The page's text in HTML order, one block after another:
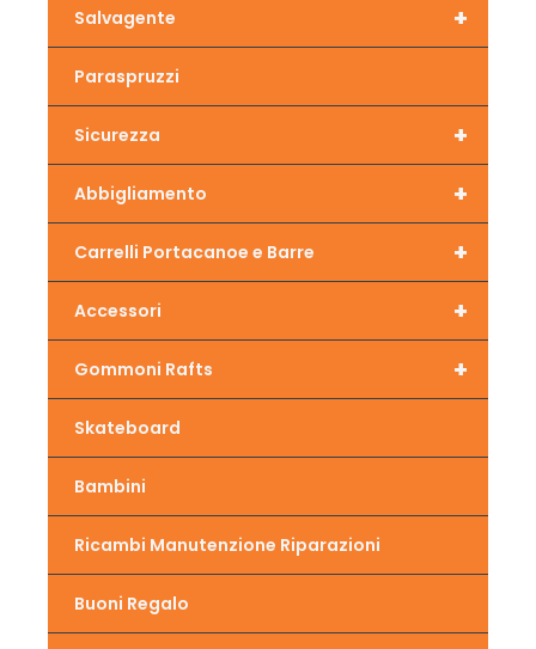
+
Salvagente
Paraspruzzi
+
Sicurezza
+
Abbigliamento
+
Carrelli Portacanoe e Barre
+
Accessori
+
Gommoni Rafts
Skateboard
Bambini
Ricambi Manutenzione Riparazioni
Buoni Regalo